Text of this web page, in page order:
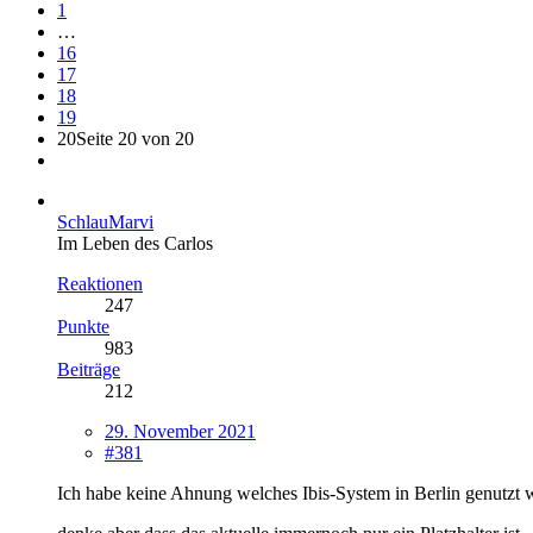
1
…
16
17
18
19
20Seite 20 von 20
SchlauMarvi
Im Leben des Carlos
Reaktionen
247
Punkte
983
Beiträge
212
29. November 2021
#381
Ich habe keine Ahnung welches Ibis-System in Berlin genutzt